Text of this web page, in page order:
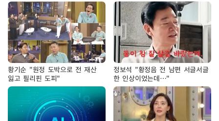
황기순 "원정 도박으로 전 재산
잃고 필리핀 도피"
정보석 "황정음 전 남편 서글서글
한 인상이었는데…"